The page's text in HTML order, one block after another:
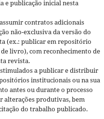
e publicação inicial nesta
contratos adicionais
não-exclusiva da versão do
(ex.: publicar em repositório
livro), com reconhecimento de
revista.
a publicar e distribuir
institucionais ou na sua
antes ou durante o processo
alterações produtivas, bem
do trabalho publicado.